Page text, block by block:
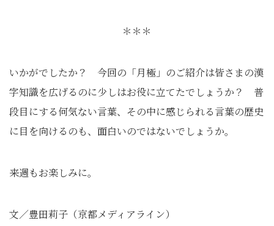
＊＊＊
いかがでしたか？ 今回の「月極」のご紹介は皆さまの漢
字知識を広げるのに少しはお役に立てたでしょうか？ 普
段目にする何気ない言葉、その中に感じられる言葉の歴史
に目を向けるのも、面白いのではないでしょうか。
来週もお楽しみに。
文／豊田莉子（京都メディアライン）